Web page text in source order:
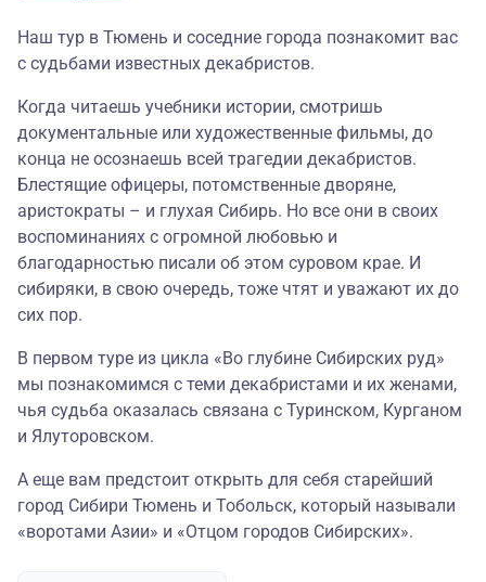
Наш тур в Тюмень и соседние города познакомит вас
с судьбами известных декабристов.
Когда читаешь учебники истории, смотришь
документальные или художественные фильмы, до
конца не осознаешь всей трагедии декабристов.
Блестящие офицеры, потомственные дворяне,
аристократы – и глухая Сибирь. Но все они в своих
воспоминаниях с огромной любовью и
благодарностью писали об этом суровом крае. И
сибиряки, в свою очередь, тоже чтят и уважают их до
сих пор.
В первом туре из цикла «Во глубине Сибирских руд»
мы познакомимся с теми декабристами и их женами,
чья судьба оказалась связана с Туринском, Курганом
и Ялуторовском.
А еще вам предстоит открыть для себя старейший
город Сибири Тюмень и Тобольск, который называли
«воротами Азии» и «Отцом городов Сибирских».